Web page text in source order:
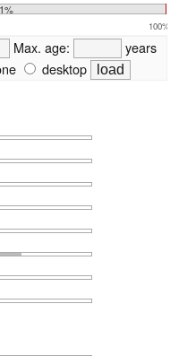
100%
Max. age:
years
desktop